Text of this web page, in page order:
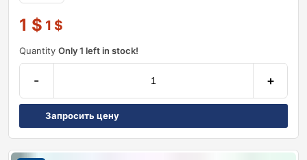
1 $ 1 $
Quantity Only 1 left in stock!
- +
Запросить цену